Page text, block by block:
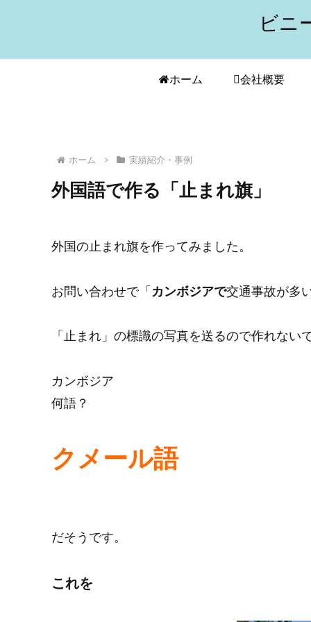
ビニ
ホーム 会社概要
ホーム 実績紹介・事例
外国語で作る「止まれ旗」
外国の止まれ旗を作ってみました。
お問い合わせで「 カンボジアで交通事故が多
「止まれ」の標識の写真を送るので作れない
カンボジア
何語？
クメール語
だそうです。
これを